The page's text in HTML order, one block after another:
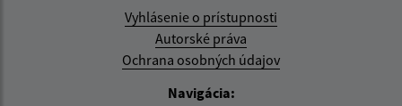
Vyhlásenie o prístupnosti
Autorské práva
Ochrana osobných údajov
Navigácia: